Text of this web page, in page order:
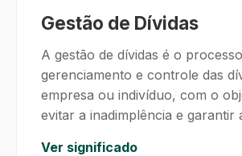
Gestão de Dívidas
A gestão de dívidas é o
gerenciamento e controle das
empresa ou indivíduo, com o
evitar a inadimplência e garantir
Ver significado